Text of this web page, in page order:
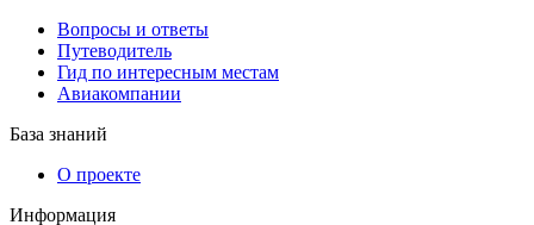
Вопросы и ответы
Путеводитель
Гид по интересным местам
Авиакомпании
База знаний
О проекте
Информация